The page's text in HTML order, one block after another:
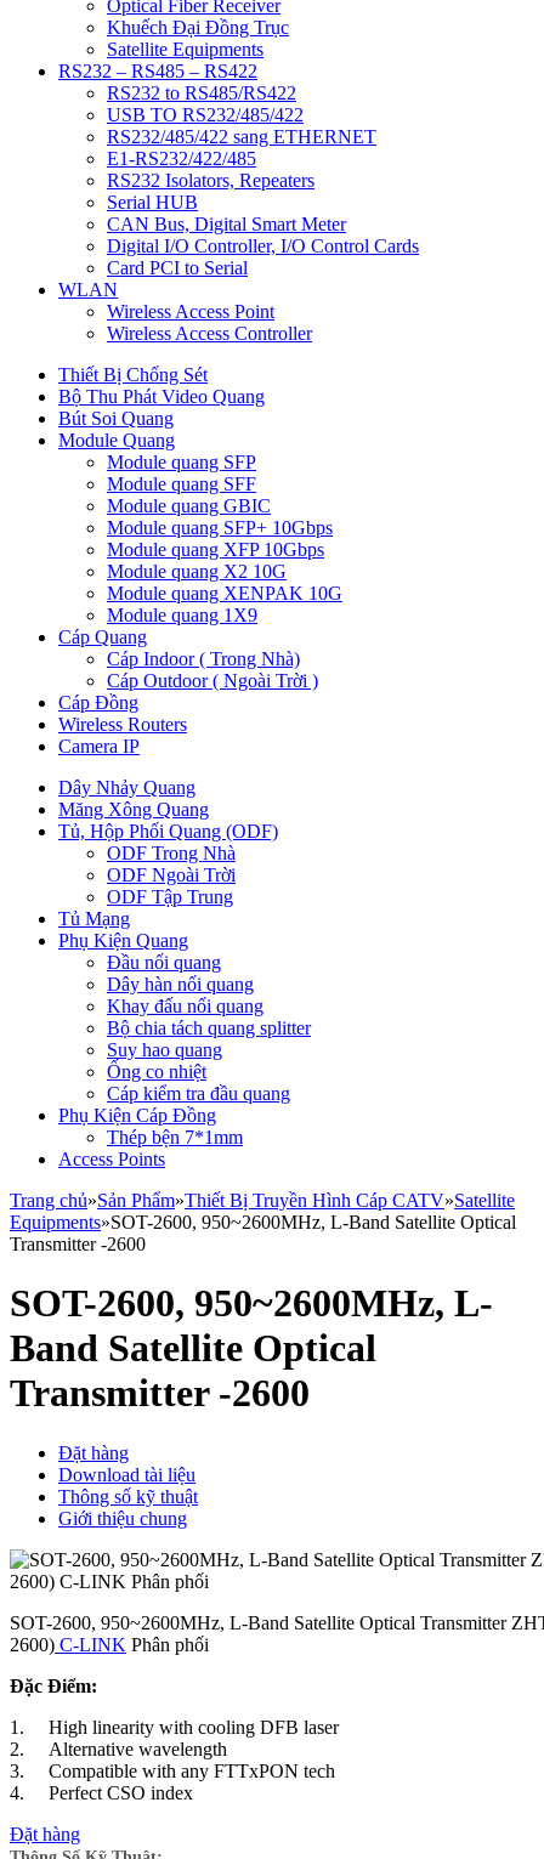
Optical Fiber Receiver
Khuếch Đại Đồng Trục
Satellite Equipments
RS232 – RS485 – RS422
RS232 to RS485/RS422
USB TO RS232/485/422
RS232/485/422 sang ETHERNET
E1-RS232/422/485
RS232 Isolators, Repeaters
Serial HUB
CAN Bus, Digital Smart Meter
Digital I/O Controller, I/O Control Cards
Card PCI to Serial
WLAN
Wireless Access Point
Wireless Access Controller
Thiết Bị Chống Sét
Bộ Thu Phát Video Quang
Bút Soi Quang
Module Quang
Module quang SFP
Module quang SFF
Module quang GBIC
Module quang SFP+ 10Gbps
Module quang XFP 10Gbps
Module quang X2 10G
Module quang XENPAK 10G
Module quang 1X9
Cáp Quang
Cáp Indoor ( Trong Nhà)
Cáp Outdoor ( Ngoài Trời )
Cáp Đồng
Wireless Routers
Camera IP
Dây Nhảy Quang
Măng Xông Quang
Tủ, Hộp Phối Quang (ODF)
ODF Trong Nhà
ODF Ngoài Trời
ODF Tập Trung
Tủ Mạng
Phụ Kiện Quang
Đầu nối quang
Dây hàn nối quang
Khay đấu nối quang
Bộ chia tách quang splitter
Suy hao quang
Ống co nhiệt
Cáp kiểm tra đầu quang
Phụ Kiện Cáp Đồng
Thép bện 7*1mm
Access Points
Trang chủ»Sản Phẩm»Thiết Bị Truyền Hình Cáp CATV»Satellite
Equipments»SOT-2600, 950~2600MHz, L-Band Satellite Optical
Transmitter -2600
SOT-2600, 950~2600MHz, L-
Band Satellite Optical
Transmitter -2600
Đặt hàng
Download tài liệu
Thông số kỹ thuật
Giới thiệu chung
SOT-2600, 950~2600MHz, L-Band Satellite Optical Transmitter
2600) C-LINK Phân phối
Đặc Điểm:
1. High linearity with cooling DFB laser
2. Alternative wavelength
3. Compatible with any FTTxPON tech
4. Perfect CSO index
Đặt hàng